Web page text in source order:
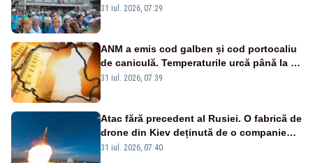
Legii salarizării
31 iul. 2026, 07:29
ANM a emis cod galben și cod portocaliu
de caniculă. Temperaturile urcă până la 38
de grade, iar nopțile devin tropicale
31 iul. 2026, 07:39
Atac fără precedent al Rusiei. O fabrică de
drone din Kiev deținută de o companie
americană, distrusă de o rachetă
31 iul. 2026, 07:40